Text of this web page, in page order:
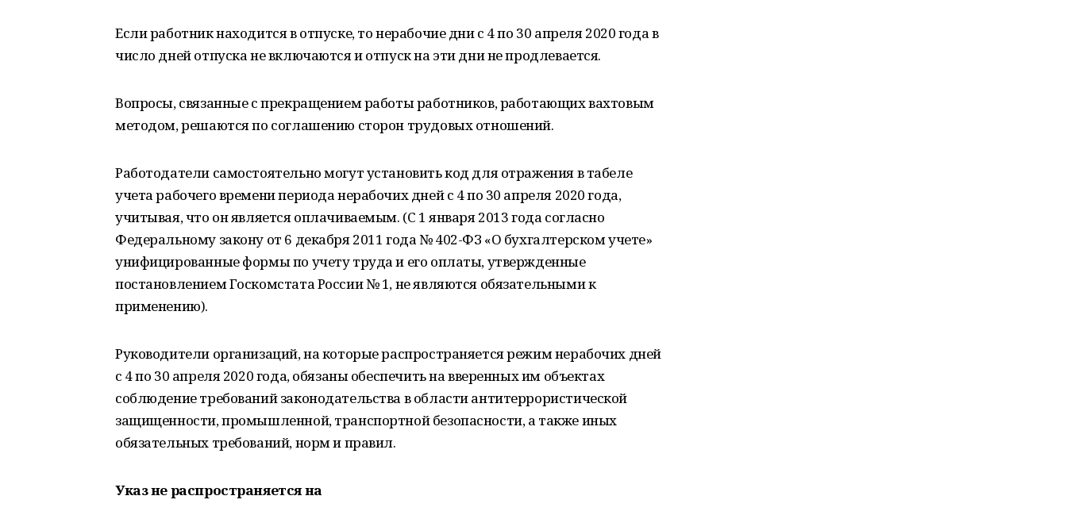
Если работник находится в отпуске, то нерабочие дни с 4 по 30 апреля 2020 года в
число дней отпуска не включаются и отпуск на эти дни не продлевается.
Вопросы, связанные с прекращением работы работников, работающих вахтовым
методом, решаются по соглашению сторон трудовых отношений.
Работодатели самостоятельно могут установить код для отражения в табеле
учета рабочего времени периода нерабочих дней с 4 по 30 апреля 2020 года,
учитывая, что он является оплачиваемым. (С 1 января 2013 года согласно
Федеральному закону от 6 декабря 2011 года № 402-ФЗ «О бухгалтерском учете»
унифицированные формы по учету труда и его оплаты, утвержденные
постановлением Госкомстата России № 1, не являются обязательными к
применению).
Руководители организаций, на которые распространяется режим нерабочих дней
с 4 по 30 апреля 2020 года, обязаны обеспечить на вверенных им объектах
соблюдение требований законодательства в области антитеррористической
защищенности, промышленной, транспортной безопасности, а также иных
обязательных требований, норм и правил.
Указ не распространяется на